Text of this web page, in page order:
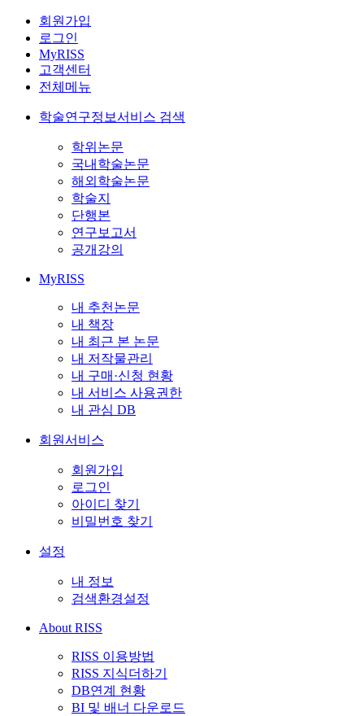
회원가입
로그인
MyRISS
고객센터
전체메뉴
학술연구정보서비스 검색
학위논문
국내학술논문
해외학술논문
학술지
단행본
연구보고서
공개강의
MyRISS
내 추천논문
내 책장
내 최근 본 논문
내 저작물관리
내 구매·신청 현황
내 서비스 사용권한
내 관심 DB
회원서비스
회원가입
로그인
아이디 찾기
비밀번호 찾기
설정
내 정보
검색환경설정
About RISS
RISS 이용방법
RISS 지식더하기
DB연계 현황
BI 및 배너 다운로드